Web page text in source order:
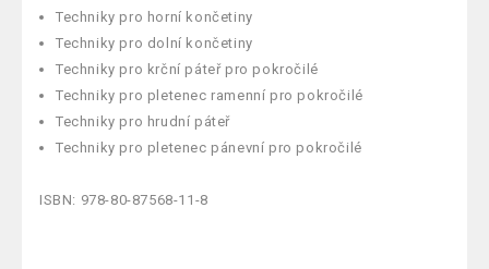
Techniky pro horní končetiny
Techniky pro dolní končetiny
Techniky pro krční páteř pro pokročilé
Techniky pro pletenec ramenní pro pokročilé
Techniky pro hrudní páteř
Techniky pro pletenec pánevní pro pokročilé
ISBN: 978-80-87568-11-8